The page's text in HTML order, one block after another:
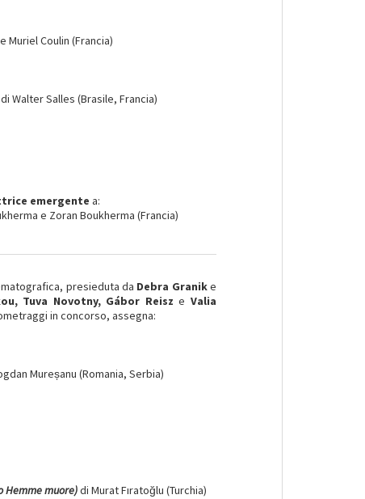
Muriel Coulin (Francia)
di Walter Salles (Brasile, Francia)
emergentea:
e Zoran Boukherma (Francia)
presieduta da Debra Granike
Tuva Novotny, Gábor Reisze Valia
in concorso, assegna:
Mureșanu (Romania, Serbia)
Hemme muore)di Murat Fıratoğlu (Turchia)